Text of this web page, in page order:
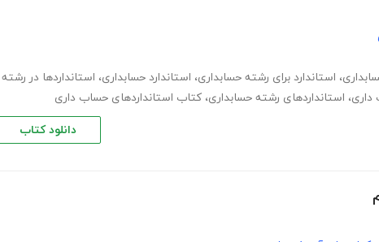
، استاندارد برای رشته حسابداری، استاندارد حسابداری، استانداردها در رشته
داری، استانداردهای رشته حسابداری، کتاب استانداردهای حساب داری
دانلود کتاب